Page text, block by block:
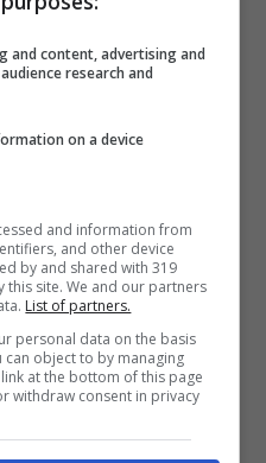
cioè del
con i suoi
nel solo Comune, è
La città della
in un anno i
superando così
a 66, eVicenza, al
classifica, con 64
and content, advertising and
research and
on a device
and information from
and other device
by and shared with 319
this site. We and our partners
List of partners.
personal data on the basis
object to by managing
at the bottom of this page
withdraw consent in privacy